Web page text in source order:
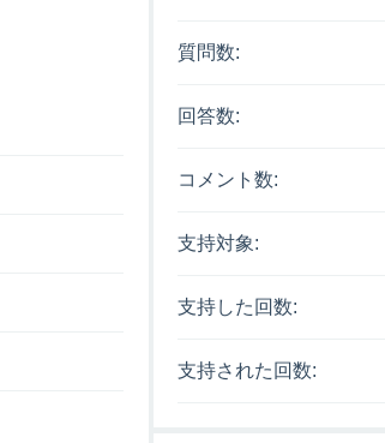
質問数:
回答数:
コメント数:
支持対象:
支持した回数:
支持された回数: